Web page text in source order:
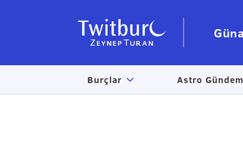
Burçlar Astro Gündem